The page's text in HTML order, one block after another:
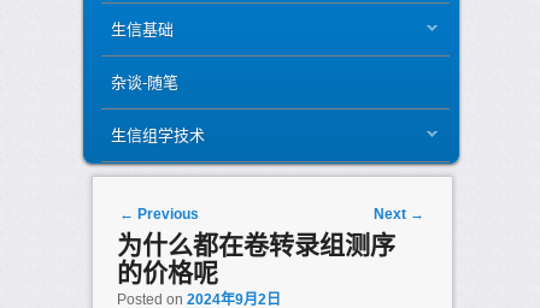
生信基础
杂谈-随笔
生信组学技术
Post navigation
← Previous Next →
为什么都在卷转录组测序
的价格呢
Posted on 2024年9月2日